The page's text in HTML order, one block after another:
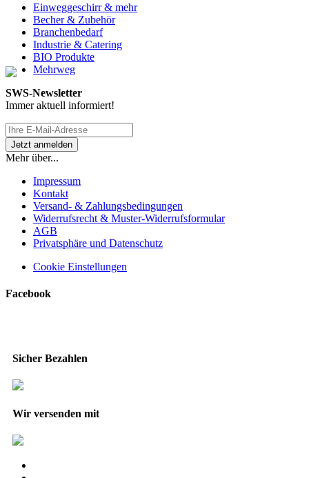
Einweggeschirr & mehr
Becher & Zubehör
Branchenbedarf
Industrie & Catering
BIO Produkte
Mehrweg
SWS-Newsletter
Immer aktuell informiert!
Mehr über...
Impressum
Kontakt
Versand- & Zahlungsbedingungen
Widerrufsrecht & Muster-Widerrufsformular
AGB
Privatsphäre und Datenschutz
Cookie Einstellungen
Facebook
Sicher Bezahlen
Wir versenden mit